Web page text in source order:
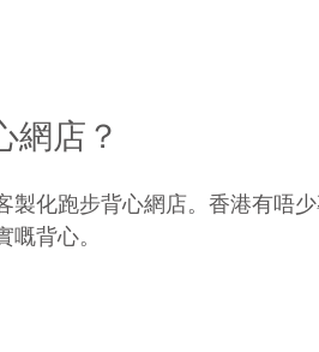
網店？
化跑步背心網店。香港有唔
背心。